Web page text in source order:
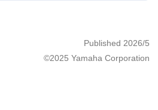
Published 2026/5
©2025 Yamaha Corporation